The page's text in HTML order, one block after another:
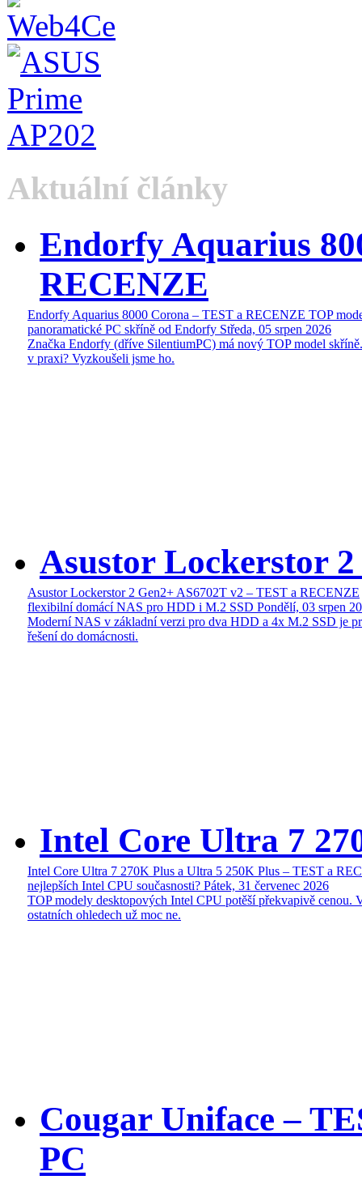
Aktuální články
Endorfy Aquarius
RECENZE
Endorfy Aquarius 8000 Corona – TEST a RECENZE TOP
panoramatické PC skříně od Endorfy Středa, 05 srpen 2026
Značka Endorfy (dříve SilentiumPC) má nový TOP model
v praxi? Vyzkoušeli jsme ho.
Asustor Lockerstor
Asustor Lockerstor 2 Gen2+ AS6702T v2 – TEST a RECENZE
flexibilní domácí NAS pro HDD i M.2 SSD Pondělí, 03 srpen
Moderní NAS v základní verzi pro dva HDD a 4x M.2 SSD je
řešení do domácnosti.
Intel Core Ultra 7
Intel Core Ultra 7 270K Plus a Ultra 5 250K Plus – TEST a
nejlepších Intel CPU současnosti? Pátek, 31 červenec 2026
TOP modely desktopových Intel CPU potěší překvapivě cenou.
ostatních ohledech už moc ne.
Cougar Uniface –
PC